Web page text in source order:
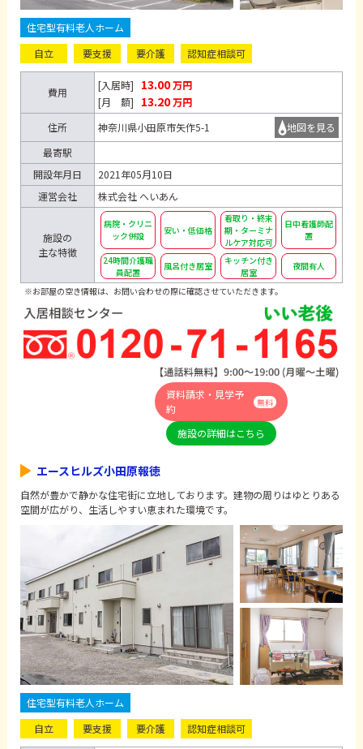
住宅型有料老人ホーム
自立
要支援 要介護 認知症相談可
費用
[入居時] 13.00万円
[月 額]
13.20万円
住所
神奈川県小田原市矢作5-1
地図を見る
最寄駅
開設年月日
2021年05月10日
運営会社
株式会社 へいあん
施設の
主な特徴
病院・クリニ
ック併設
安い・低価格
看取り・終末
期・ターミナ
ルケア対応可
日中看護師配
置
24時間介護職
員配置
風呂付き居室
キッチン付き
居室
夜間有人
※お部屋の空き情報は、お問い合わせの際に確認させていただきます。
資料請求・見学予
約
無料
施設の詳細はこちら
エースヒルズ小田原報徳
自然が豊かで静かな住宅街に立地しております。建物の周りはゆとりある
空間が広がり、生活しやすい恵まれた環境です。
住宅型有料老人ホーム
自立
要支援 要介護 認知症相談可